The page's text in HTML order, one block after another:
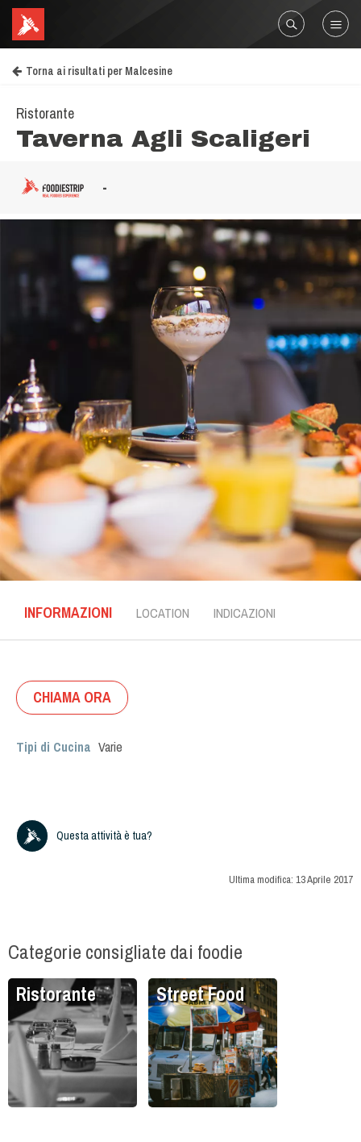
Torna ai risultati per Malcesine
Ristorante
Taverna Agli Scaligeri
-
INFORMAZIONI LOCATION INDICAZIONI
CHIAMA ORA
Tipi di Cucina Varie
Questa attività è tua?
Ultima modifica: 13 Aprile 2017
Categorie consigliate dai foodie
Ristorante Street Food